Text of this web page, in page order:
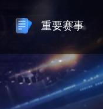
重要赛事